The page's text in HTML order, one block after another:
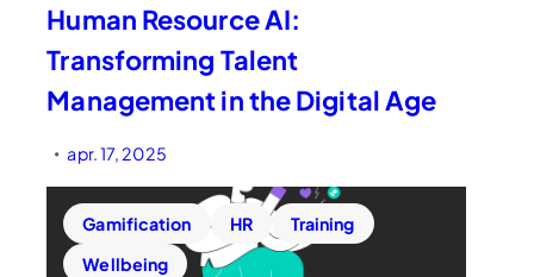
​Human Resource AI:
Transforming Talent
Management in the Digital Age
• apr. 17, 2025
Gamification HR
Training
Wellbeing